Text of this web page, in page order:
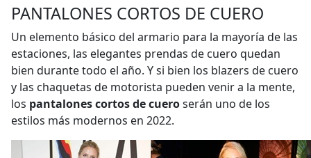
PANTALONES CORTOS DE CUERO
Un elemento básico del armario para la mayoría de las
estaciones, las elegantes prendas de cuero quedan
bien durante todo el año. Y si bien los blazers de cuero
y las chaquetas de motorista pueden venir a la mente,
los pantalones cortos de cueroserán uno de los
estilos más modernos en 2022.